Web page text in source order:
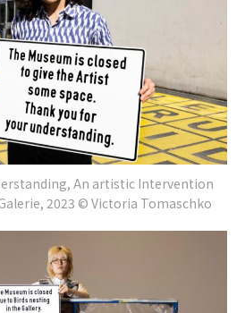
An artistic Intervention
2023 © Victoria Tomaschko